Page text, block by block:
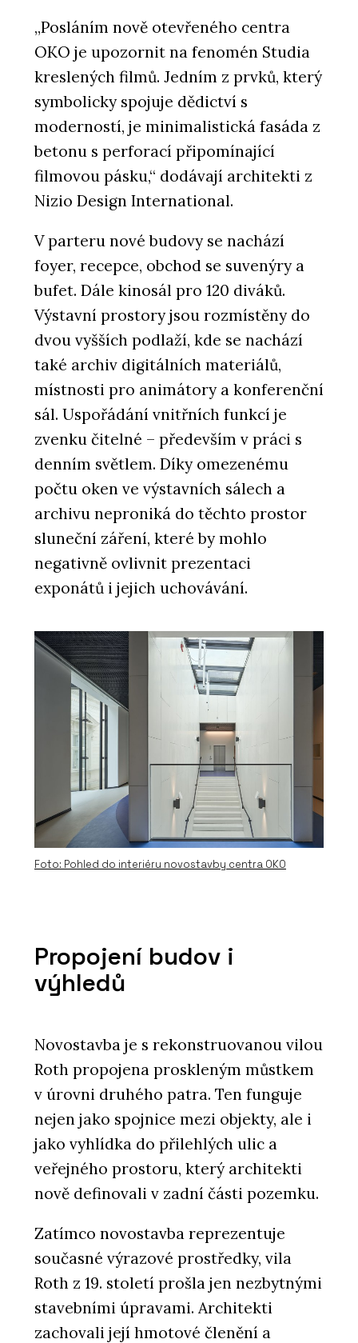
PRODUKTY
Okenní a dveřní systém MB-104
PASSIVE - Aluprof
ČLÁNKY
V historickém centru Vratislavi stojí
luxusní bytový dům. Má výhled do
zeleně, volnočasové sportoviště a
wellness
PRODUKTY
Okenní a dveřní systém s tepelnou
izolací MB-79N - Aluprof
O FIRMĚ
Aluprof System Czech s.r.o.
Okenní a dveřní systém s tepelnou
izolací MB-86N - Aluprof
ČLÁNKY
Černá perla, klenot Ostravy, ve
kterém se lidé léčí
„Posláním nově otevřeného centra
OKO je upozornit na fenomén Studia
kreslených filmů. Jedním z prvků, který
symbolicky spojuje dědictví s
moderností, je minimalistická fasáda z
betonu s perforací připomínající
filmovou pásku,“ dodávají architekti z
Nizio Design International.
V parteru nové budovy se nachází
foyer, recepce, obchod se suvenýry a
bufet. Dále kinosál pro 120 diváků.
Výstavní prostory jsou rozmístěny do
dvou vyšších podlaží, kde se nachází
také archiv digitálních materiálů,
místnosti pro animátory a konferenční
sál. Uspořádání vnitřních funkcí je
zvenku čitelné – především v práci s
denním světlem. Díky omezenému
počtu oken ve výstavních sálech a
archivu neproniká do těchto prostor
sluneční záření, které by mohlo
negativně ovlivnit prezentaci
exponátů i jejich uchovávání.
Foto: Pohled do interiéru novostavby centra OKO
Propojení budov i
výhledů
Novostavba je s rekonstruovanou vilou
Roth propojena proskleným můstkem
v úrovni druhého patra. Ten funguje
nejen jako spojnice mezi objekty, ale i
jako vyhlídka do přilehlých ulic a
veřejného prostoru, který architekti
nově definovali v zadní části pozemku.
Zatímco novostavba reprezentuje
současné výrazové prostředky, vila
Roth z 19. století prošla jen nezbytnými
stavebními úpravami. Architekti
zachovali její hmotové členění a